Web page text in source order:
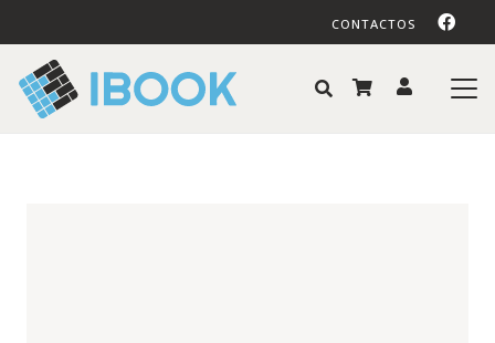
CONTACTOS